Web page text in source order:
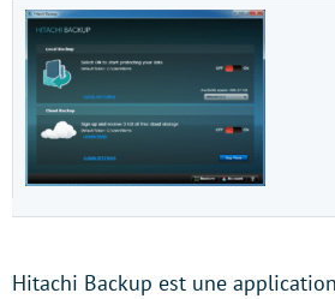
Hitachi Backup est une